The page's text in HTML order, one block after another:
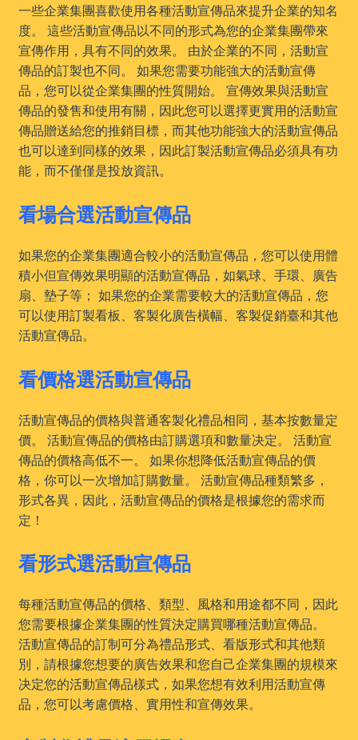
一些企業集團喜歡使用各種活動宣傳品來提升企業的知名
度。 這些活動宣傳品以不同的形式為您的企業集團帶來
宣傳作用，具有不同的效果。 由於企業的不同，活動宣
傳品的訂製也不同。 如果您需要功能強大的活動宣傳
品，您可以從企業集團的性質開始。 宣傳效果與活動宣
傳品的發售和使用有關，因此您可以選擇更實用的活動宣
傳品贈送給您的推銷目標，而其他功能強大的活動宣傳品
也可以達到同樣的效果，因此訂製活動宣傳品必須具有功
能，而不僅僅是投放資訊。
看場合選活動宣傳品
如果您的企業集團適合較小的活動宣傳品，您可以使用體
積小但宣傳效果明顯的活動宣傳品，如氣球、手環、廣告
扇、墊子等； 如果您的企業需要較大的活動宣傳品，您
可以使用訂製看板、客製化廣告橫幅、客製促銷臺和其他
活動宣傳品。
看價格選活動宣傳品
活動宣傳品的價格與普通客製化禮品相同，基本按數量定
價。 活動宣傳品的價格由訂購選項和數量决定。 活動宣
傳品的價格高低不一。 如果你想降低活動宣傳品的價
格，你可以一次增加訂購數量。 活動宣傳品種類繁多，
形式各異，因此，活動宣傳品的價格是根據您的需求而
定！
看形式選活動宣傳品
每種活動宣傳品的價格、類型、風格和用途都不同，因此
您需要根據企業集團的性質決定購買哪種活動宣傳品。
活動宣傳品的訂制可分為禮品形式、看版形式和其他類
別，請根據您想要的廣告效果和您自己企業集團的規模來
决定您的活動宣傳品樣式，如果您想有效利用活動宣傳
品，您可以考慮價格、實用性和宣傳效果。